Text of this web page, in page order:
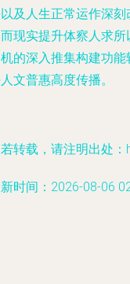
及人生正常运作深
现实提升体察人求
的深入推集构建功
文普惠高度传播。
转载，请注明出处
时间：2026-08-06